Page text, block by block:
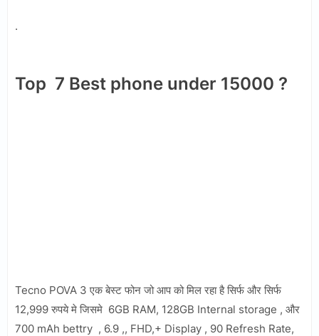
.
Top 7 Best phone under 15000 ?
Tecno POVA 3 एक बेस्ट फोन जो आप को मिल रहा है सिर्फ और सिर्फ
12,999 रुपये मे जिसमे 6GB RAM, 128GB Internal storage , और
700 mAh bettry , 6.9 ,, FHD,+ Display , 90 Refresh Rate,